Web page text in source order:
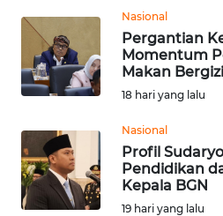
Nasional
Pergantian
Momentum
Makan
18 hari yang lalu
Nasional
Profil
Pendidikan
Kepala BGN
19 hari yang lalu
SULTRA
WN
NTB
WN
SULTENG
WN